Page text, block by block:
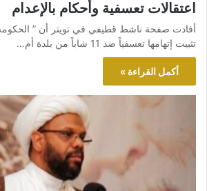
اعتقالات تعسفية وأحكام بالإعدام
أفادت صفحة ناشط قطيفي في تويتر أن ”
تثبيت إتهامها تعسفياً ضد 11 شاباً من بلدة أم…
أكمل القراءة »